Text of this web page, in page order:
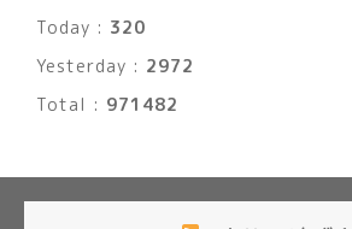
Today : 320
Yesterday : 2972
Total : 971482